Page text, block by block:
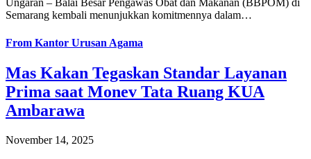
Ungaran – Balai Besar Pengawas Obat dan Makanan (BBPOM) di
Semarang kembali menunjukkan komitmennya dalam…
From Kantor Urusan Agama
Mas Kakan Tegaskan Standar Layanan
Prima saat Monev Tata Ruang KUA
Ambarawa
November 14, 2025